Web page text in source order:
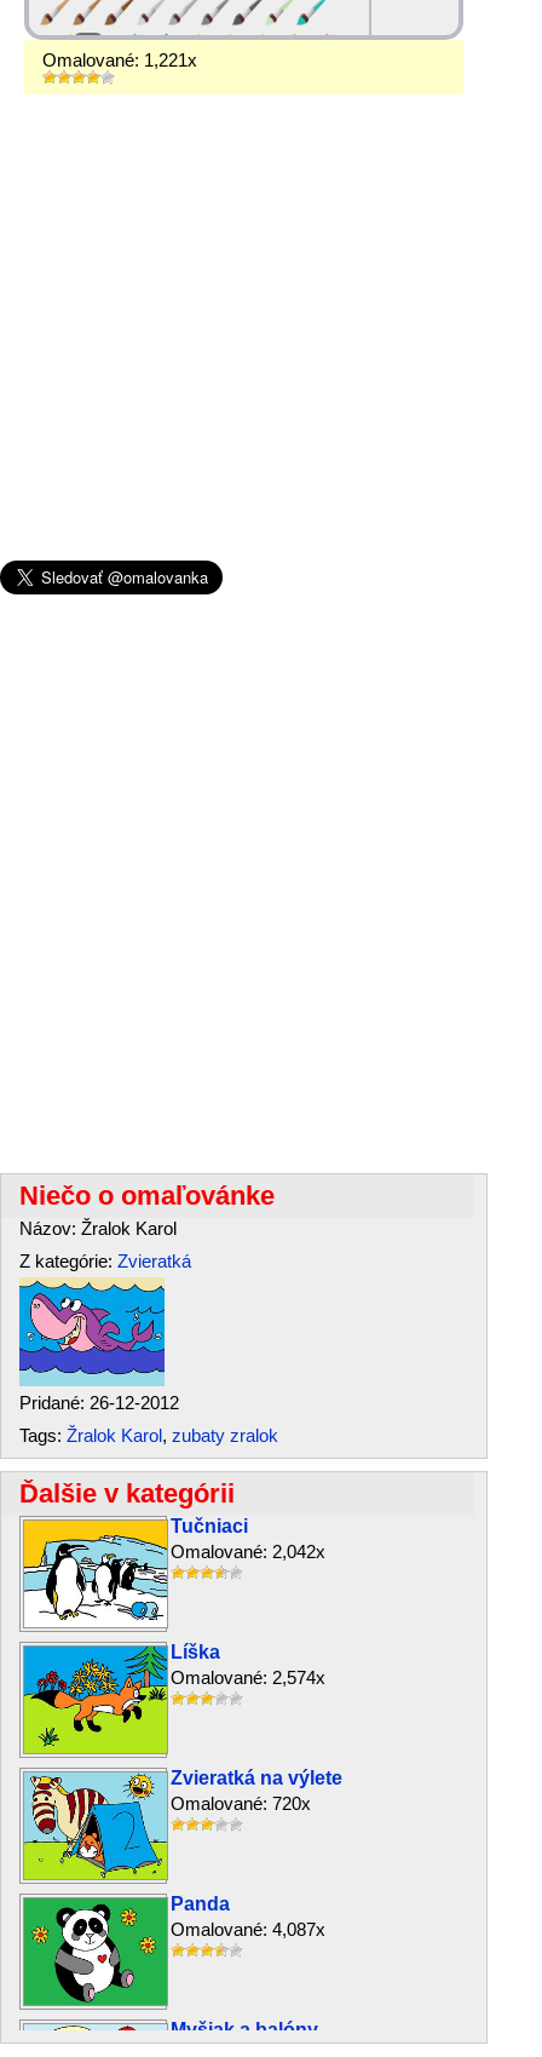
Omalované: 1,221x
Niečo o omaľovánke
Názov: Žralok Karol
Z kategórie: Zvieratká
Pridané: 26-12-2012
Tags: Žralok Karol, zubaty zralok
Ďalšie v kategórii
Tučniaci
Omalované: 2,042x
Líška
Omalované: 2,574x
Zvieratká na výlete
Omalované: 720x
Panda
Omalované: 4,087x
Myšiak a balóny